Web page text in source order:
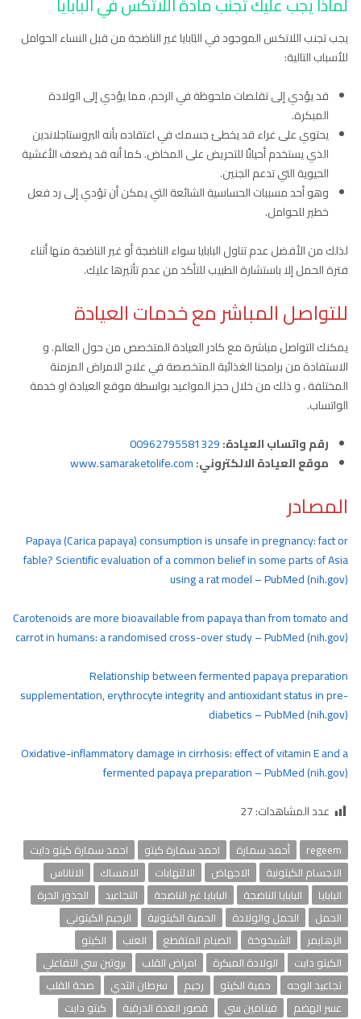
يجب تجنب اللاتكس الموجود في البَابايا غير الناضجة من قبل النساء الحوامل
للأسباب التالية:
قد يؤدي إلى تقلصات ملحوظة في الرحم، مما يؤدي إلى الولادة
المبكرة.
يحتوي على غراء قد يخطئ جسمك في اعتقاده بأنه البروستاجلاندين
الذي يستخدم أحيانًا للتحريض على المخاض. كما أنه قد يضعف الأغشية
الحيوية التي تدعم الجنين.
وهو أحد مسببات الحساسية الشائعة التي يمكن أن تؤدي إلى رد فعل
خطير للحوامل.
لذلك من الأفضل عدم تناول البابايا سواء الناضجة أو غير الناضجة منها أثناء
فترة الحمل إلا باستشارة الطبيب للتأكد من عدم تأثيرها عليك.
للتواصل المباشر مع خدمات العيادة
يمكنك التواصل مباشرة مع كادر العيادة المتخصص من حول العالم. و
الاستفادة من برامجنا الغذائية المتخصصة في علاج الامراض المزمنة
المختلفة ، و ذلك من خلال حجز المواعيد بواسطة موقع العيادة او خدمة
الواتساب.
رقم واتساب العيادة:00962795581329
موقع العيادة الالكتروني:www.samaraketolife.com
المصادر
Papaya (Carica papaya) consumption is unsafe in pregnancy: fact or
fable? Scientific evaluation of a common belief in some parts of Asia
using a rat model – PubMed (nih.gov)
Carotenoids are more bioavailable from papaya than from tomato and
carrot in humans: a randomised cross-over study – PubMed (nih.gov)
Relationship between fermented papaya preparation
supplementation, erythrocyte integrity and antioxidant status in pre-
diabetics – PubMed (nih.gov)
Oxidative-inflammatory damage in cirrhosis: effect of vitamin E and a
fermented papaya preparation – PubMed (nih.gov)
عدد المشاهدات:27
regeem أحمد سمارة احمد سمارة كيتو
احمد سمارة كيتو دايت
الاجسام الكيتونية
الاجهاض الالتهابات الامساك
الاناناس
البابايا
البابايا الناضجة البابايا غير الناضجة التجاعيد
الجذور الحرة
الحمل
الحمل والولادة الحمية الكيتونية
الرجيم الكيتوني
الزهايمر
الشيخوخة الصيام المتقطع العنب
الكيتو
الكيتو دايت
الولادة المبكرة امراض القلب
بروتين سي التفاعلي
تجاعيد الوجه
حمية الكيتو رجيم سرطان الثدي
صحة القلب
عسر الهضم
فيتامين سي قصور الغدة الدرقية
كيتو دايت